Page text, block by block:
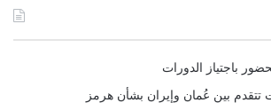
باجتياز الدورات
بين عُمان وإيران بشأن هرمز